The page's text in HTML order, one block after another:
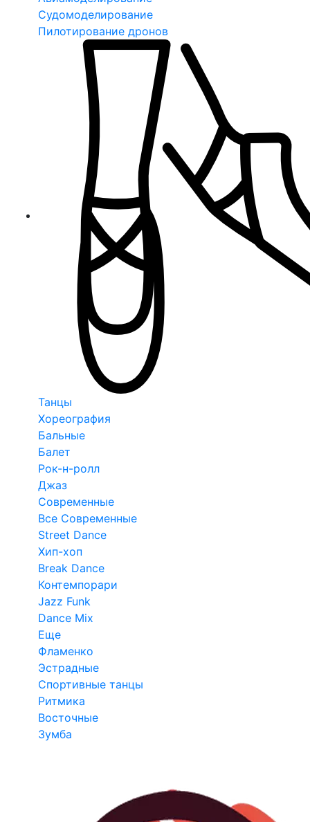
Судомоделирование
Пилотирование дронов
Танцы
Хореография
Бальные
Балет
Рок-н-ролл
Джаз
Современные
Все Современные
Street Dance
Хип-хоп
Break Dance
Контемпорари
Jazz Funk
Dance Mix
Еще
Фламенко
Эстрадные
Спортивные танцы
Ритмика
Восточные
Зумба